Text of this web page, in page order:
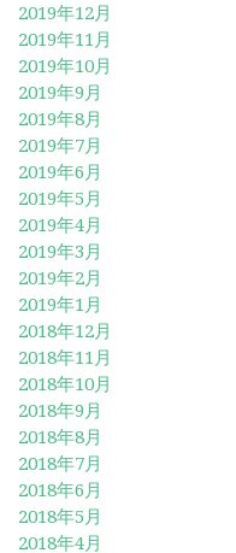
2019年12月
2019年11月
2019年10月
2019年9月
2019年8月
2019年7月
2019年6月
2019年5月
2019年4月
2019年3月
2019年2月
2019年1月
2018年12月
2018年11月
2018年10月
2018年9月
2018年8月
2018年7月
2018年6月
2018年5月
2018年4月